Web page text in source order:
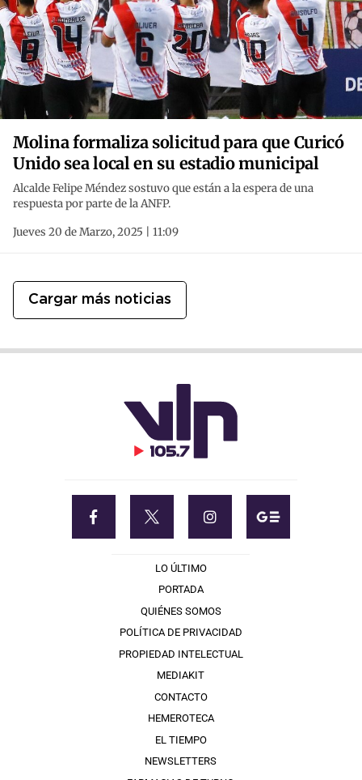
Molina formaliza solicitud para que Curicó
Unido sea local en su estadio municipal
Alcalde Felipe Méndez sostuvo que están a la espera de una
respuesta por parte de la ANFP.
Jueves 20 de Marzo, 2025 | 11:09
Cargar más noticias
LO ÚLTIMO
PORTADA
QUIÉNES SOMOS
POLÍTICA DE PRIVACIDAD
PROPIEDAD INTELECTUAL
MEDIAKIT
CONTACTO
HEMEROTECA
EL TIEMPO
NEWSLETTERS